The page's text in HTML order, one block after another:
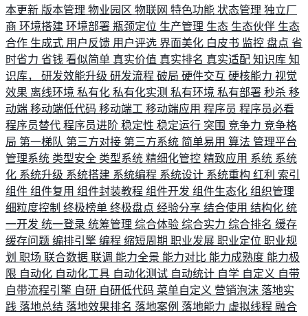
本更新 版本管理 物业园区 物联网 特色功能 状态管理 独立厂
商 环境搭建 环境部署 瓶颈定位 生产管理 生态 生态伙伴 生态
合作 生成式 用户反馈 用户评选 界面美化 白皮书 监控 盘点 省
时省力 省钱 看似简单 真实价值 真实排名 真实适配 知识库 知
识库， 研发效能升级 研发流程 破局 硬件交互 硬核能力 视觉
效果 离线环境 私有化 私有化实测 私有环境 私有部署 秒杀 移
动端 移动端低代码 移动端工 移动端应用 程序员 程序员必看
程序员替代 程序员进阶 稳定性 稳定运行 突围 竞争力 竞争格
局 第一梯队 第三方对接 第三方系统 简单易用 算法 管理平台
管理系统 类型安全 类型系统 精细化管控 精致应用 系统 系统
化 系统升级 系统搭建 系统编程 系统设计 系统重构 红利 索引
组件 组件复用 组件封装教程 组件开发 组件生态化 组织管理
细粒度控制 终极榜单 终极盘点 经验分享 结合使用 结构化 统
一开发 统一登录 统筹管理 综合体验 综合实力 综合排名 缓存
缓存问题 编排引擎 编程 缩短周期 职业发展 职业定位 职业规
划 职场 联合数据 联调 能力全景 能力对比 能力成熟度 能力极
限 自动化 自动化工具 自动化测试 自动统计 自学 自定义 自带
自带流程引擎 自研 自研低代码 菜单自定义 营销泡沫 落地实
践 落地总结 落地效果排名 落地案例 落地能力 虚拟线程 融合